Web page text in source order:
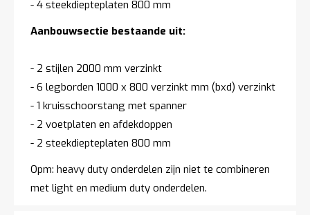
- 4 steekdiepteplaten 800 mm
Aanbouwsectie bestaande uit:
- 2 stijlen 2000 mm verzinkt
- 6 legborden 1000 x 800 verzinkt mm (bxd) verzinkt
- 1 kruisschoorstang met spanner
- 2 voetplaten en afdekdoppen
- 2 steekdiepteplaten 800 mm
Opm: heavy duty onderdelen zijn niet te combineren
met light en medium duty onderdelen.